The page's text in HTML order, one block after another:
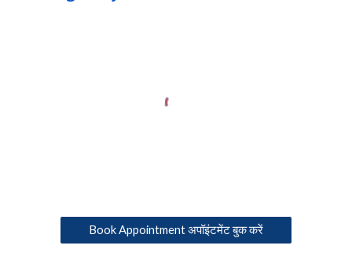
Book Appointment अपॉइंटमेंट बुक करें